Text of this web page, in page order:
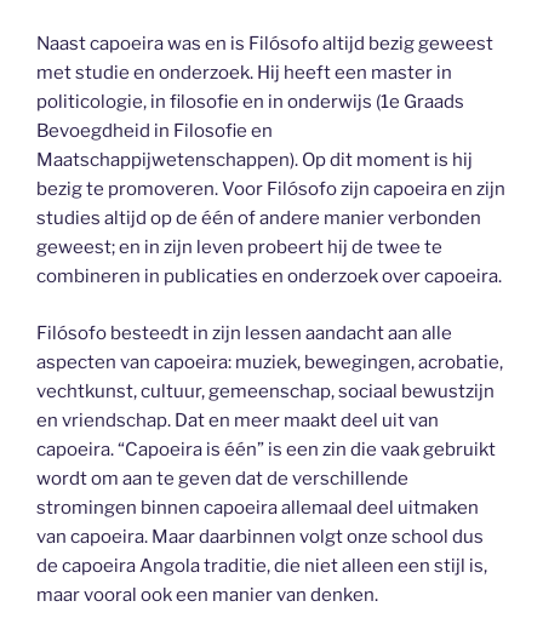
Naast capoeira was en is Filósofo altijd bezig geweest
met studie en onderzoek. Hij heeft een master in
politicologie, in filosofie en in onderwijs (1e Graads
Bevoegdheid in Filosofie en
Maatschappijwetenschappen). Op dit moment is hij
bezig te promoveren. Voor Filósofo zijn capoeira en zijn
studies altijd op de één of andere manier verbonden
geweest; en in zijn leven probeert hij de twee te
combineren in publicaties en onderzoek over capoeira.
Filósofo besteedt in zijn lessen aandacht aan alle
aspecten van capoeira: muziek, bewegingen, acrobatie,
vechtkunst, cultuur, gemeenschap, sociaal bewustzijn
en vriendschap. Dat en meer maakt deel uit van
capoeira. “Capoeira is één” is een zin die vaak gebruikt
wordt om aan te geven dat de verschillende
stromingen binnen capoeira allemaal deel uitmaken
van capoeira. Maar daarbinnen volgt onze school dus
de capoeira Angola traditie, die niet alleen een stijl is,
maar vooral ook een manier van denken.